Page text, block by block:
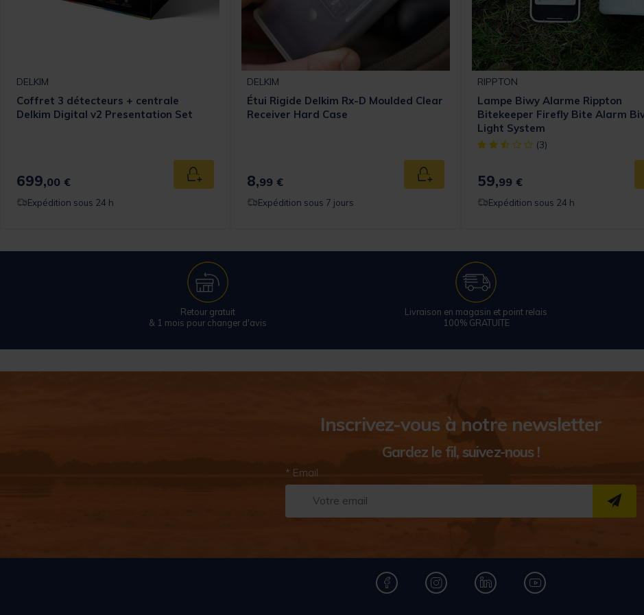
panier
DELKIM
Coffret 3 détecteurs + centrale
Delkim Digital v2 Presentation Set
699,00 € Ajouter au panier
Expédition sous 24 h
DELKIM
Étui Rigide Delkim Rx-D Moulded Clear
Receiver Hard Case
8,99 € Ajouter au panier
Expédition sous 7 jours
RIPPTON
Lampe Biwy Alarme Rippton
Bitekeeper Firefly Bite Alarm
Light System
[object Object] out of 5 Customer
(3)
59,99 €
Expédition sous 24 h
Retour gratuit
& 1 mois pour changer d'avis
Livraison en magasin et point relais
100% GRATUITE
Inscrivez-vous à notre newsletter
Gardez le fil, suivez-nous !
* Email